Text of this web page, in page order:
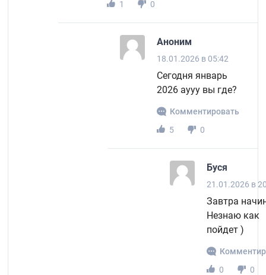
1
0
Аноним
18.01.2026 в 05:42
Сегодня январь
2026 аууу вы где?
Комментировать
5
0
Буся
21.01.2026 в
Завтра
Незнаю как
пойдет )
0
0